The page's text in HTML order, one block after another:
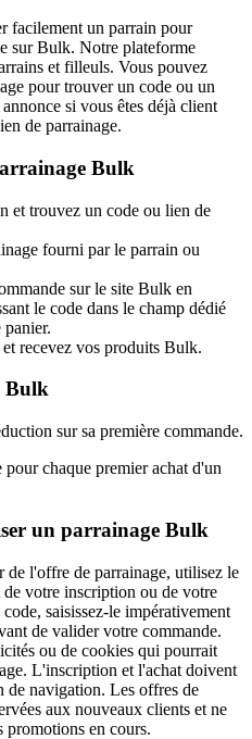
facilement un parrain pour
sur Bulk. Notre plateforme
et filleuls. Vous pouvez
pour trouver un code ou un
si vous êtes déjà client
de parrainage.
Bulk
et trouvez un code ou lien de
fourni par le parrain ou
sur le site Bulk en
le code dans le champ dédié
recevez vos produits Bulk.
Bulk
sur sa première commande.
chaque premier achat d'un
un parrainage Bulk
de l'offre de parrainage, utilisez le
votre inscription ou de votre
saisissez-le impérativement
de valider votre commande.
ou de cookies qui pourrait
L'inscription et l'achat doivent
de navigation. Les offres de
aux nouveaux clients et ne
promotions en cours.